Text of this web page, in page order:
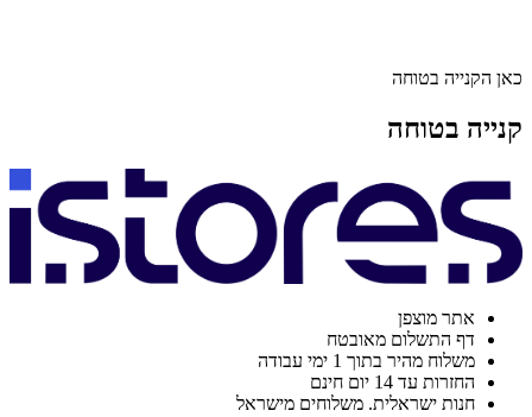
כאן הקנייה בטוחה
קנייה בטוחה
אתר מוצפן
דף התשלום מאובטח
משלוח מהיר בתוך 1 ימי עבודה
החזרות עד 14 יום חינם
חנות ישראלית. משלוחים מישראל